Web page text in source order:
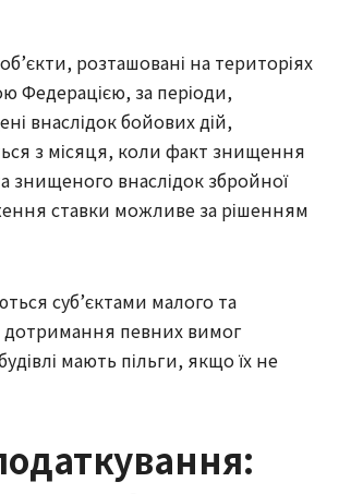
розташовані на територіях
Федерацією, за періоди,
внаслідок бойових дій,
з місяця, коли факт знищення
знищеного внаслідок збройної
ставки можливе за рішенням
суб’єктами малого та
дотримання певних вимог
мають пільги, якщо їх не